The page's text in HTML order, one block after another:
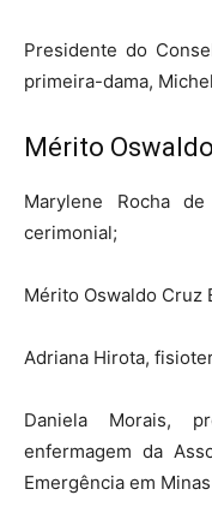
Presidente do
primeira-dama,
Mérito
Marylene Rocha
cerimonial;
Mérito Oswaldo Cruz
Adriana Hirota,
Daniela Morais,
enfermagem da
Emergência em